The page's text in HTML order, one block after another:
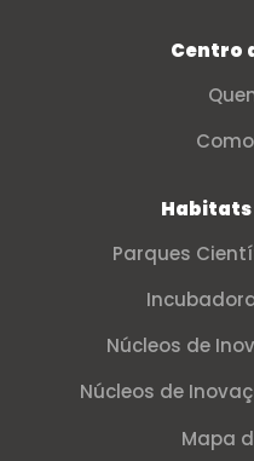
Centro
Habitats
Parques
Núcleos de
Núcleos de
Mapa